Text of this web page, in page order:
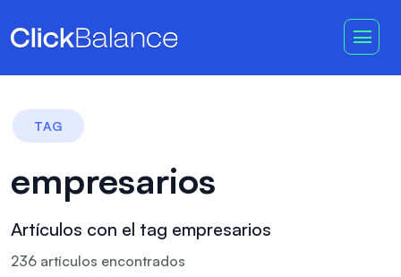
TAG
empresarios
Artículos con el tag empresarios
236 artículos encontrados